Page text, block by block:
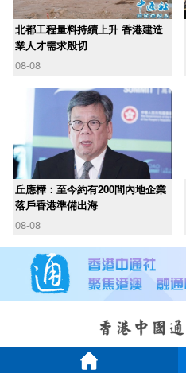
北都工程量料持續上升 香港建造
業人才需求殷切
08-08
丘應樺：至今約有200間內地企業
落戶香港準備出海
08-08